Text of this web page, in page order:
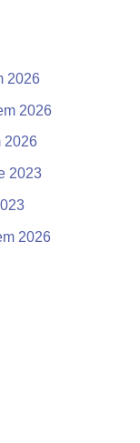
2026
2026
2026
2023
2026